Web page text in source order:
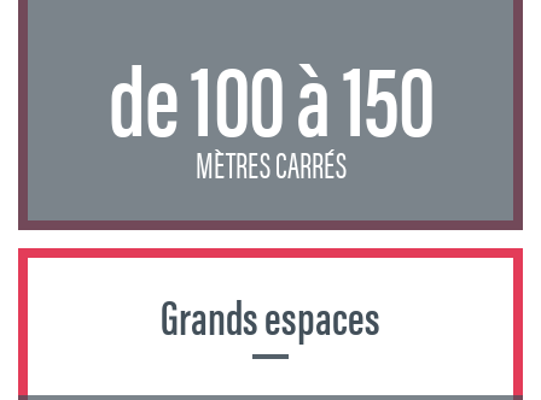
de 100 à 150
MÈTRES CARRÉS
Grands espaces